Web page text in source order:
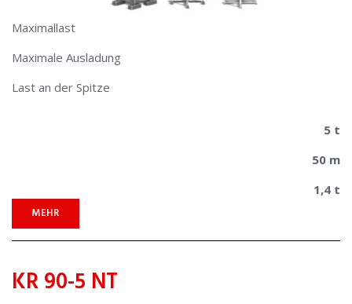
Maximallast
Maximale Ausladung
Last an der Spitze
5 t
50 m
1,4 t
MEHR
KR 90-5 NT